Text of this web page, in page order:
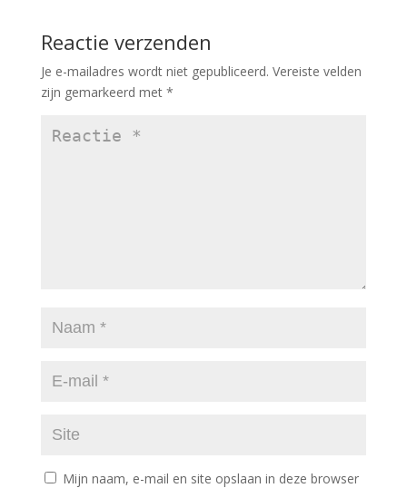
Reactie verzenden
Je e-mailadres wordt niet gepubliceerd. Vereiste velden
zijn gemarkeerd met *
Mijn naam, e-mail en site opslaan in deze browser